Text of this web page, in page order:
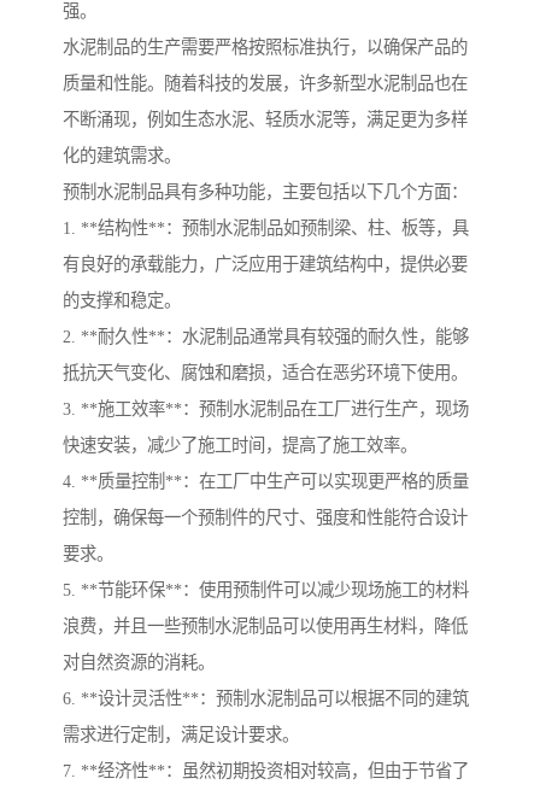
强。
水泥制品的生产需要严格按照标准执行，以确保产品的
质量和性能。随着科技的发展，许多新型水泥制品也在
不断涌现，例如生态水泥、轻质水泥等，满足更为多样
化的建筑需求。
预制水泥制品具有多种功能，主要包括以下几个方面：
1. **结构性**：预制水泥制品如预制梁、柱、板等，具
有良好的承载能力，广泛应用于建筑结构中，提供必要
的支撑和稳定。
2. **耐久性**：水泥制品通常具有较强的耐久性，能够
抵抗天气变化、腐蚀和磨损，适合在恶劣环境下使用。
3. **施工效率**：预制水泥制品在工厂进行生产，现场
快速安装，减少了施工时间，提高了施工效率。
4. **质量控制**：在工厂中生产可以实现更严格的质量
控制，确保每一个预制件的尺寸、强度和性能符合设计
要求。
5. **节能环保**：使用预制件可以减少现场施工的材料
浪费，并且一些预制水泥制品可以使用再生材料，降低
对自然资源的消耗。
6. **设计灵活性**：预制水泥制品可以根据不同的建筑
需求进行定制，满足设计要求。
7. **经济性**：虽然初期投资相对较高，但由于节省了